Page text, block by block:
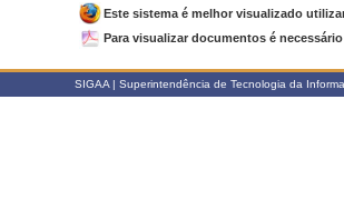
Este sistema é melhor visualizado
Para visualizar documentos é
SIGAA | Superintendência de Tecnologia da